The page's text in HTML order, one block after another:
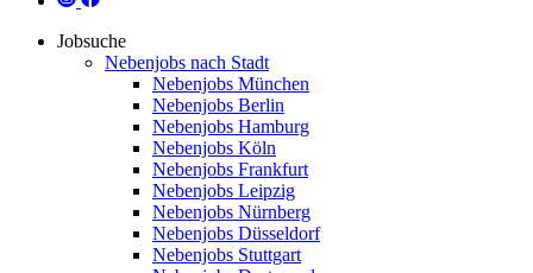
Jobsuche
Nebenjobs nach Stadt
Nebenjobs München
Nebenjobs Berlin
Nebenjobs Hamburg
Nebenjobs Köln
Nebenjobs Frankfurt
Nebenjobs Leipzig
Nebenjobs Nürnberg
Nebenjobs Düsseldorf
Nebenjobs Stuttgart